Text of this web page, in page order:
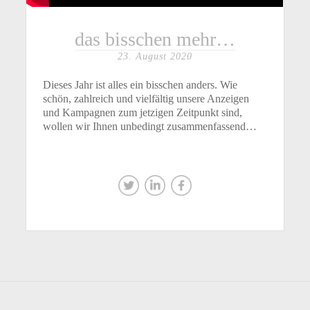
das bisschen mehr…
23. August 2020
Dieses Jahr ist alles ein bisschen anders. Wie
schön, zahlreich und vielfältig unsere Anzeigen
und Kampagnen zum jetzigen Zeitpunkt sind,
wollen wir Ihnen unbedingt zusammenfassend…